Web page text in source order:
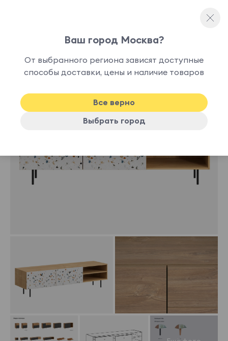
Ваш город Москва?
От выбранного региона зависят доступные
способы доставки, цены и наличие товаров
Все верно
Выбрать город